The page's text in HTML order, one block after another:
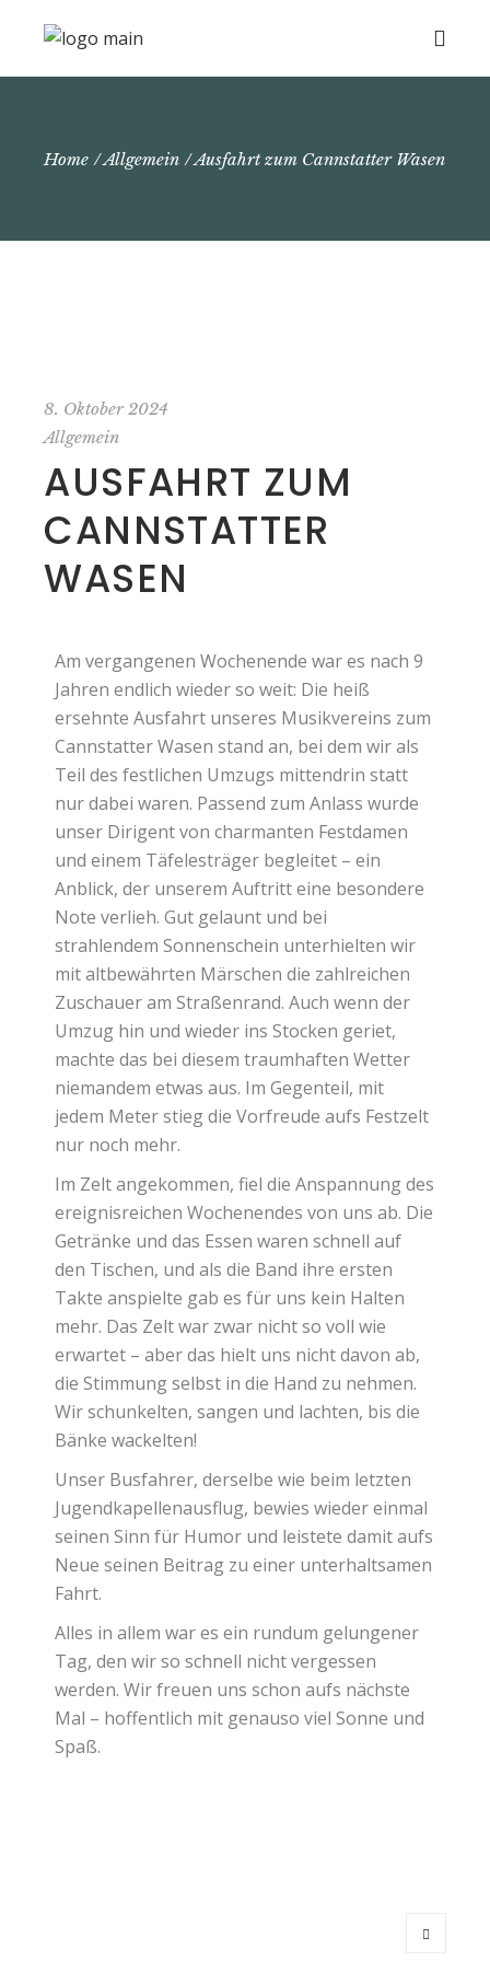
Home Allgemein Ausfahrt zum Cannstatter Wasen
8. Oktober 2024
Allgemein
AUSFAHRT ZUM
CANNSTATTER
WASEN
Am vergangenen Wochenende war es nach 9
Jahren endlich wieder so weit: Die heiß
ersehnte Ausfahrt unseres Musikvereins zum
Cannstatter Wasen stand an, bei dem wir als
Teil des festlichen Umzugs mittendrin statt
nur dabei waren. Passend zum Anlass wurde
unser Dirigent von charmanten Festdamen
und einem Täfelesträger begleitet – ein
Anblick, der unserem Auftritt eine besondere
Note verlieh. Gut gelaunt und bei
strahlendem Sonnenschein unterhielten wir
mit altbewährten Märschen die zahlreichen
Zuschauer am Straßenrand. Auch wenn der
Umzug hin und wieder ins Stocken geriet,
machte das bei diesem traumhaften Wetter
niemandem etwas aus. Im Gegenteil, mit
jedem Meter stieg die Vorfreude aufs Festzelt
nur noch mehr.
Im Zelt angekommen, fiel die Anspannung des
ereignisreichen Wochenendes von uns ab. Die
Getränke und das Essen waren schnell auf
den Tischen, und als die Band ihre ersten
Takte anspielte gab es für uns kein Halten
mehr. Das Zelt war zwar nicht so voll wie
erwartet – aber das hielt uns nicht davon ab,
die Stimmung selbst in die Hand zu nehmen.
Wir schunkelten, sangen und lachten, bis die
Bänke wackelten!
Unser Busfahrer, derselbe wie beim letzten
Jugendkapellenausflug, bewies wieder einmal
seinen Sinn für Humor und leistete damit aufs
Neue seinen Beitrag zu einer unterhaltsamen
Fahrt.
Alles in allem war es ein rundum gelungener
Tag, den wir so schnell nicht vergessen
werden. Wir freuen uns schon aufs nächste
Mal – hoffentlich mit genauso viel Sonne und
Spaß.